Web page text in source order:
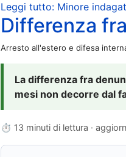
Leggi tutto: Minore
Differenza
Arresto all'estero e difesa
La differenza fra
mesi non decorre dal
⏱ 13 minuti di lettura ·